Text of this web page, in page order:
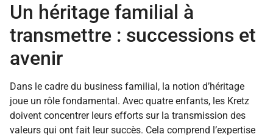
Un héritage familial à
transmettre : successions et
avenir
Dans le cadre du business familial, la notion d’héritage
joue un rôle fondamental. Avec quatre enfants, les Kretz
doivent concentrer leurs efforts sur la transmission des
valeurs qui ont fait leur succès. Cela comprend l’expertise